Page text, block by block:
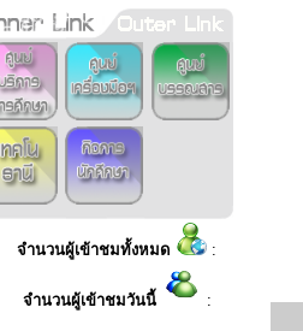
จำนวนผู้เข้าชมทั้งหมด :
จำนวนผู้เข้าชมวันนี้ :